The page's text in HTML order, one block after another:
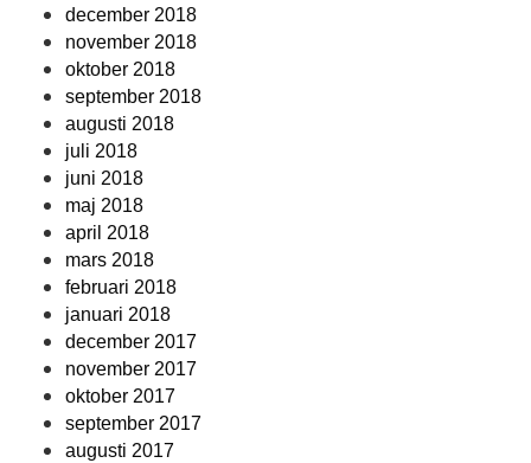
december 2018
november 2018
oktober 2018
september 2018
augusti 2018
juli 2018
juni 2018
maj 2018
april 2018
mars 2018
februari 2018
januari 2018
december 2017
november 2017
oktober 2017
september 2017
augusti 2017